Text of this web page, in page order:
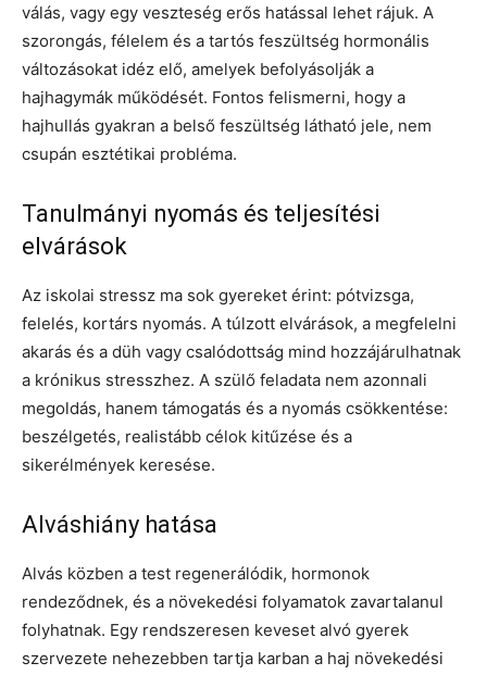
válás, vagy egy veszteség erős hatással lehet rájuk. A
szorongás, félelem és a tartós feszültség hormonális
változásokat idéz elő, amelyek befolyásolják a
hajhagymák működését. Fontos felismerni, hogy a
hajhullás gyakran a belső feszültség látható jele, nem
csupán esztétikai probléma.
Tanulmányi nyomás és teljesítési
elvárások
Az iskolai stressz ma sok gyereket érint: pótvizsga,
felelés, kortárs nyomás. A túlzott elvárások, a megfelelni
akarás és a düh vagy csalódottság mind hozzájárulhatnak
a krónikus stresszhez. A szülő feladata nem azonnali
megoldás, hanem támogatás és a nyomás csökkentése:
beszélgetés, realistább célok kitűzése és a
sikerélmények keresése.
Alváshiány hatása
Alvás közben a test regenerálódik, hormonok
rendeződnek, és a növekedési folyamatok zavartalanul
folyhatnak. Egy rendszeresen keveset alvó gyerek
szervezete nehezebben tartja karban a haj növekedési